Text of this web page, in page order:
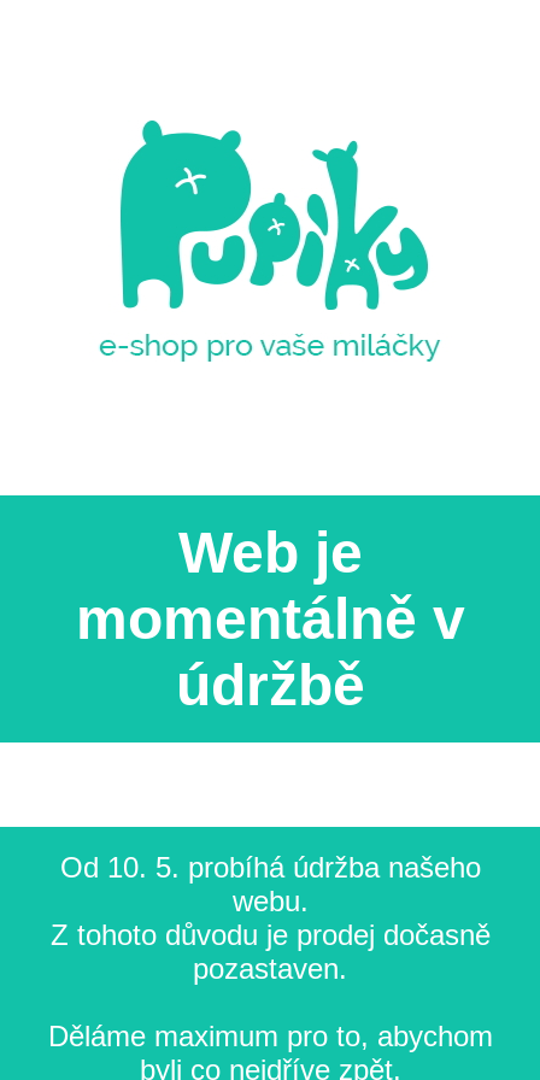
Web je
momentálně v
údržbě
Od 10. 5. probíhá údržba našeho
webu.
Z tohoto důvodu je prodej dočasně
pozastaven.
Děláme maximum pro to, abychom
byli co nejdříve zpět.